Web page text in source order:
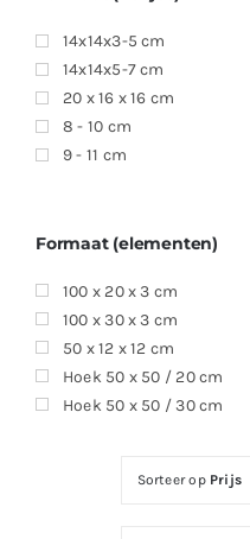
Sorteer op Prijs
14x14x3-5 cm
14x14x5-7 cm
20 x 16 x 16 cm
8 - 10 cm
9 - 11 cm
Formaat (elementen)
100 x 20 x 3 cm
100 x 30 x 3 cm
50 x 12 x 12 cm
Hoek 50 x 50 / 20 cm
Hoek 50 x 50 / 30 cm